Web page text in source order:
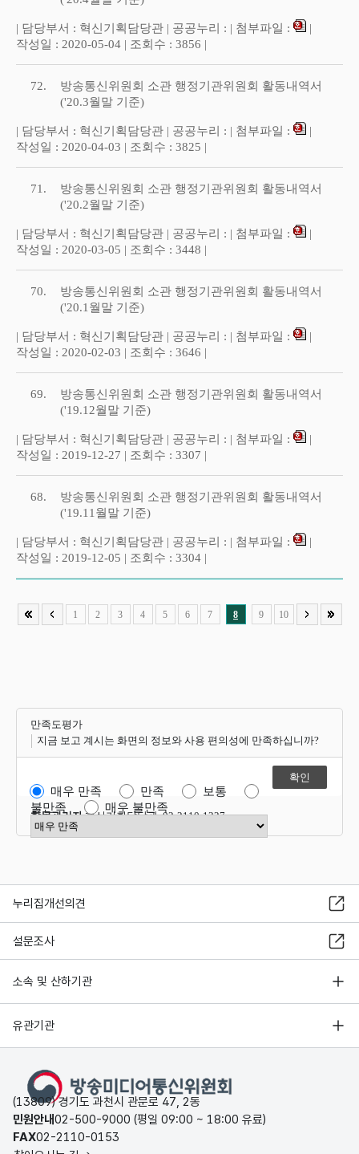
| 담당부서 : 혁신기획담당관 | 공공누리 : | 첨부파일 :
|
작성일 : 2020-05-04 | 조회수 : 3856 |
72.
방송통신위원회 소관 행정기관위원회 활동내역서
('20.3월말 기준)
| 담당부서 : 혁신기획담당관 | 공공누리 : | 첨부파일 :
|
작성일 : 2020-04-03 | 조회수 : 3825 |
71.
방송통신위원회 소관 행정기관위원회 활동내역서
('20.2월말 기준)
| 담당부서 : 혁신기획담당관 | 공공누리 : | 첨부파일 :
|
작성일 : 2020-03-05 | 조회수 : 3448 |
70.
방송통신위원회 소관 행정기관위원회 활동내역서
('20.1월말 기준)
| 담당부서 : 혁신기획담당관 | 공공누리 : | 첨부파일 :
|
작성일 : 2020-02-03 | 조회수 : 3646 |
69.
방송통신위원회 소관 행정기관위원회 활동내역서
('19.12월말 기준)
| 담당부서 : 혁신기획담당관 | 공공누리 : | 첨부파일 :
|
작성일 : 2019-12-27 | 조회수 : 3307 |
68.
방송통신위원회 소관 행정기관위원회 활동내역서
('19.11월말 기준)
| 담당부서 : 혁신기획담당관 | 공공누리 : | 첨부파일 :
|
작성일 : 2019-12-05 | 조회수 : 3304 |
1 2 3 4 5 6 7 8 9 10
만족도평가
지금 보고 계시는 화면의 정보와 사용 편의성에 만족하십니까?
매우 만족 만족
보통
불만족
매우 불만족
만족도 점수 선택
항목관리자혁신기획담당관 02-2110-1327
누리집개선의견
설문조사
소속 및 산하기관
유관기관
(13809) 경기도 과천시 관문로 47, 2동
민원안내02-500-9000 (평일 09:00 ~ 18:00 유료)
FAX02-2110-0153